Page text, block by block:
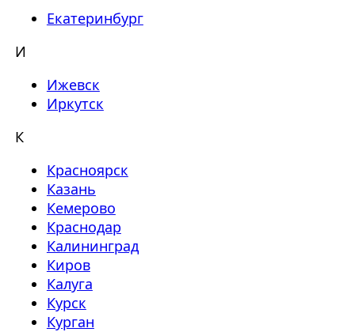
Екатеринбург
И
Ижевск
Иркутск
К
Красноярск
Казань
Кемерово
Краснодар
Калининград
Киров
Калуга
Курск
Курган